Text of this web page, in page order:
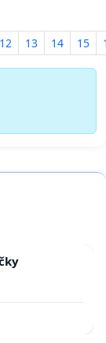
12 13 14 15